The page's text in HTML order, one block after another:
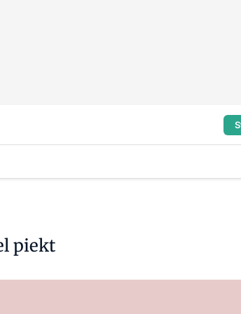
piekt